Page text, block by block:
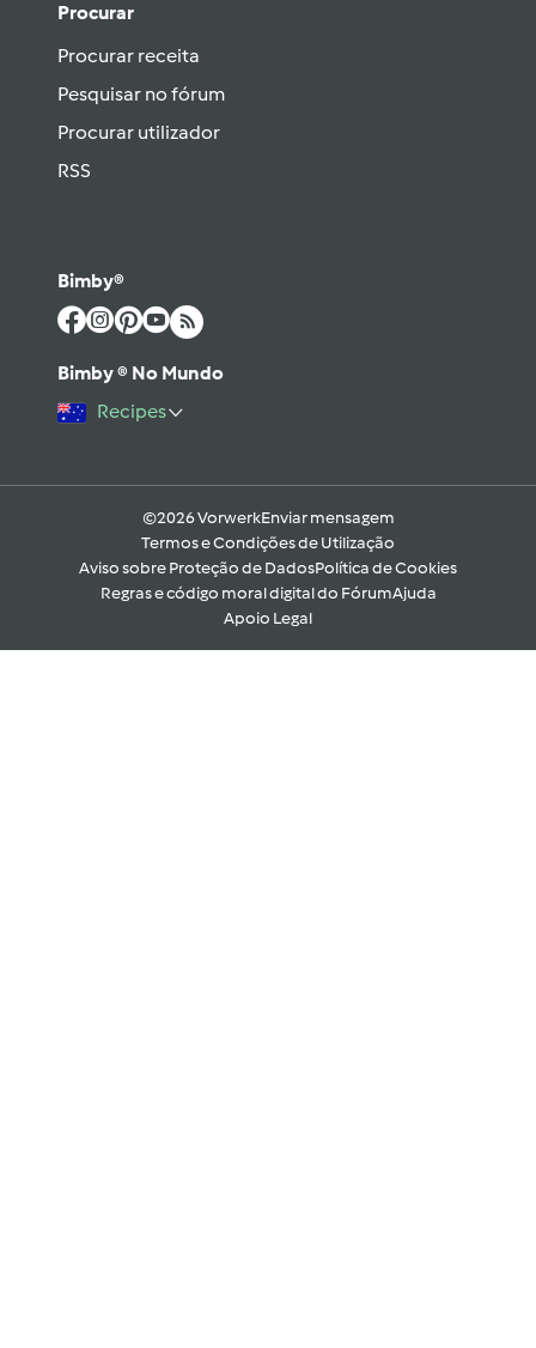
Procurar
Procurar receita
Pesquisar no fórum
Procurar utilizador
RSS
Bimby®
Bimby ® No Mundo
Recipes
©2026 VorwerkEnviar mensagem
Termos e Condições de Utilização
Aviso sobre Proteção de DadosPolítica de Cookies
Regras e código moral digital do FórumAjuda
Apoio Legal